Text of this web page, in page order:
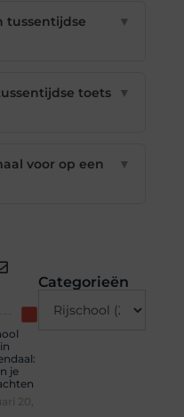
tussentijdse
▼
toets
▼
voor op een
▼
je
Categorieën